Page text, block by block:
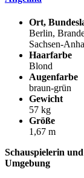
Ort,
Berlin,
Sachsen-
Haarfarbe
Blond
Augenfarbe
braun-grün
Gewicht
57 kg
Größe
1,67 m
Schauspielerin
Umgebung